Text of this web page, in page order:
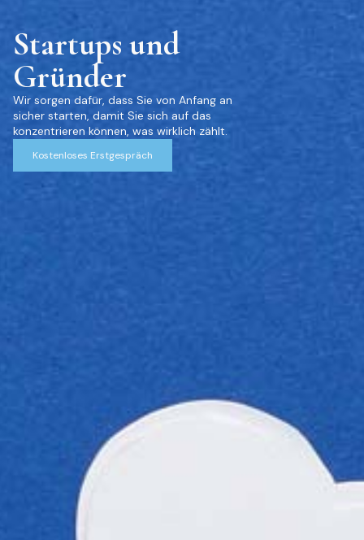
Startups und
Gründer
Wir sorgen dafür, dass Sie von Anfang an
sicher starten, damit Sie sich auf das
konzentrieren können, was wirklich zählt.
Kostenloses Erstgespräch